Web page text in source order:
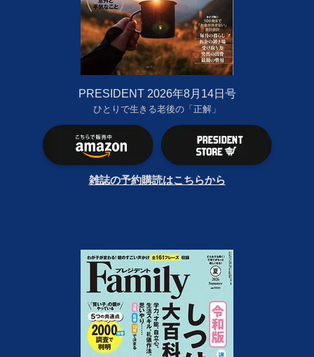
PRESIDENT 2026年8月14日号
ひとりで生きる老後の「正解」
雑誌の予約購読はこちらから